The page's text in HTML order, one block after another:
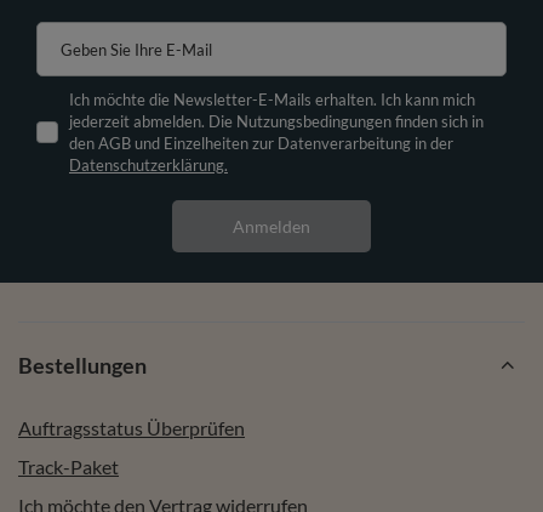
Geben Sie Ihre E-Mail
Ich möchte die Newsletter-E-Mails erhalten. Ich kann mich
jederzeit abmelden. Die Nutzungsbedingungen finden sich in
den AGB und Einzelheiten zur Datenverarbeitung in der
Datenschutzerklärung.
Anmelden
Bestellungen
Auftragsstatus Überprüfen
Track-Paket
Ich möchte den Vertrag widerrufen